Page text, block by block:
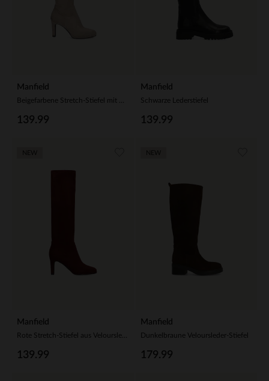
Manfield
139.99
Manfield
Schwarze Lederstiefel
139.99
Manfield
139.99
Manfield
Dunkelbraune Veloursleder-Stiefel
179.99